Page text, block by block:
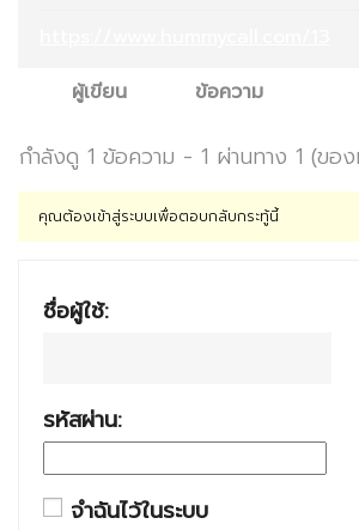
ผู้เขียน
ข้อความ
กำลังดู 1 ข้อความ - 1 ผ่านทาง 1 (ขอ
คุณต้องเข้าสู่ระบบเพื่อตอบกลับกระทู้นี้
ชื่อผู้ใช้:
รหัสผ่าน:
จำฉันไว้ในระบบ